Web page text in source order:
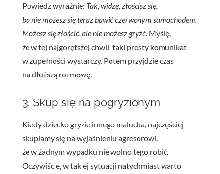
Powiedz wyraźnie: Tak, widzę, złościsz się,
bo nie możesz się teraz bawić czerwonym samochodem.
Możesz się złościć, ale nie możesz gryźć. Myślę,
że w tej najgorętszej chwili taki prosty komunikat
w zupełności wystarczy. Potem przyjdzie czas
na dłuższą rozmowę.
3. Skup się na pogryzionym
Kiedy dziecko gryzie innego malucha, najczęściej
skupiamy się na wyjaśnieniu agresorowi,
że w żadnym wypadku nie wolno tego robić.
Oczywiście, w takiej sytuacji natychmiast warto